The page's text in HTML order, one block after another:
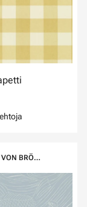
LÅNGELID / VON BRÖMSSEN